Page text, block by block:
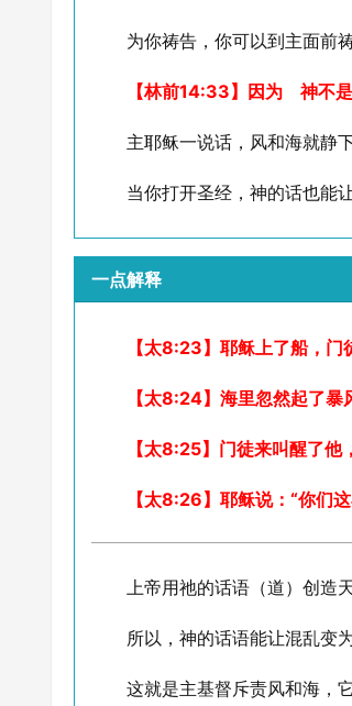
为你祷告，你可以到主面前
【林前14:33】因为 神不是
主耶稣一说话，风和海就静
当你打开圣经，神的话也能
一点解释
【太8:23】耶稣上了船，门
【太8:24】海里忽然起了暴
【太8:25】门徒来叫醒了他
【太8:26】耶稣说：“你们
上帝用祂的话语（道）创造
所以，神的话语能让混乱变
这就是主基督斥责风和海，